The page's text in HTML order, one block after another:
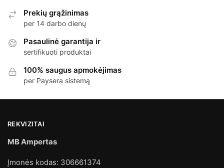
Prekių grąžinimas
per 14 darbo dienų
Pasaulinė garantija ir
sertifikuoti produktai
100% saugus apmokėjimas
per Paysera sistemą
REKVIZITAI
MB Ampertas
Įmonės kodas: 306661374